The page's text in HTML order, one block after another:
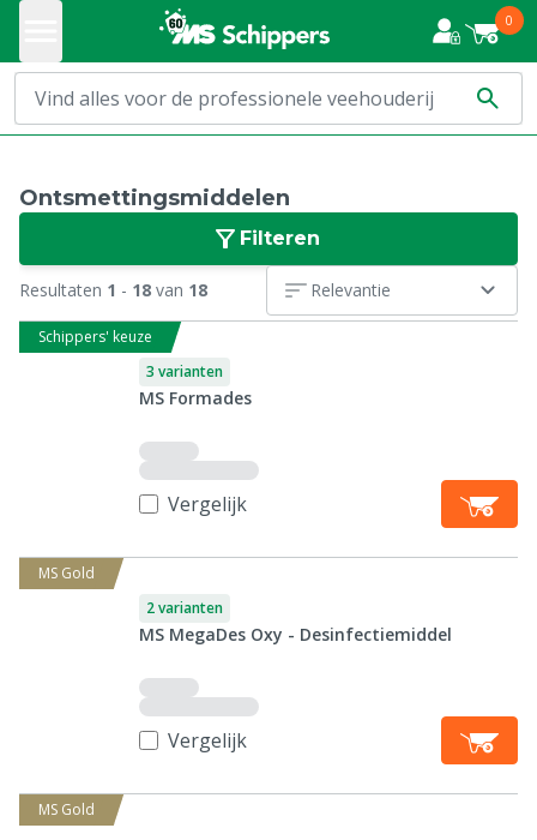
0
Ontsmettingsmiddelen
Filteren
Resultaten 1 - 18 van 18 Relevantie
Schippers' keuze
3 varianten
MS Formades
Vergelijk
MS Gold
2 varianten
MS MegaDes Oxy - Desinfectiemiddel
Vergelijk
MS Gold